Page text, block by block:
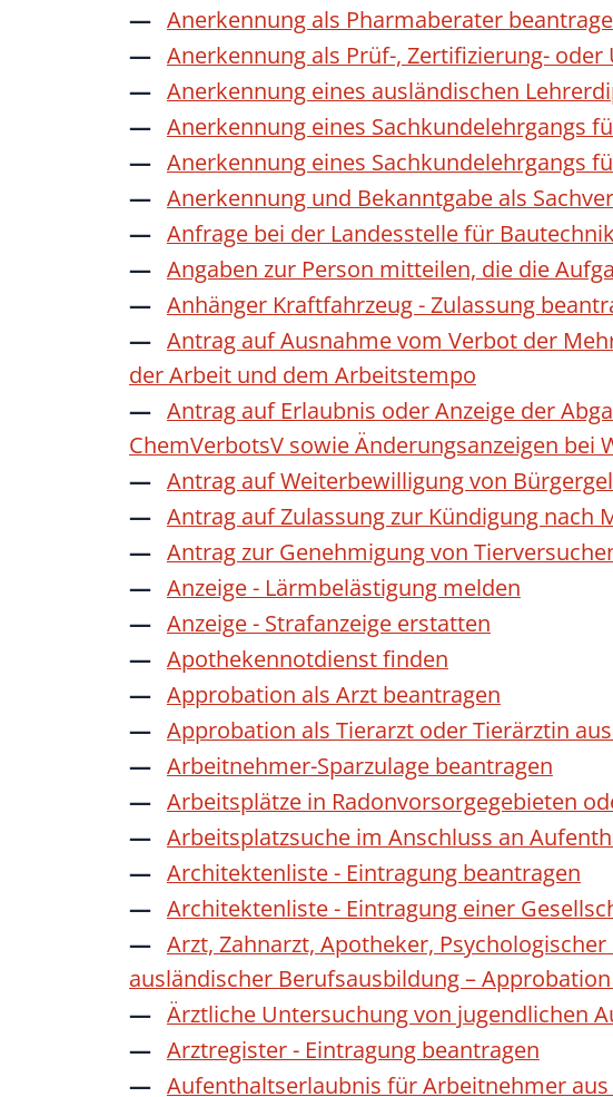
Anerkennung als Pharmaberater
Anerkennung als Prüf-, Zertifizierung-
Anerkennung eines ausländischen
Anerkennung eines Sachkundelehrgangs
Anerkennung eines Sachkundelehrgangs
Anerkennung und Bekanntgabe als
Anfrage bei der Landesstelle für
Angaben zur Person mitteilen, die die
Anhänger Kraftfahrzeug - Zulassung
Antrag auf Ausnahme vom Verbot der
der Arbeit und dem Arbeitstempo
Antrag auf Erlaubnis oder Anzeige der
ChemVerbotsV sowie Änderungsanzeigen bei
Antrag auf Weiterbewilligung von
Antrag auf Zulassung zur Kündigung nach
Antrag zur Genehmigung von
Anzeige - Lärmbelästigung melden
Anzeige - Strafanzeige erstatten
Apothekennotdienst finden
Approbation als Arzt beantragen
Approbation als Tierarzt oder Tierärztin
Arbeitnehmer-Sparzulage beantragen
Arbeitsplätze in Radonvorsorgegebieten
Arbeitsplatzsuche im Anschluss an
Architektenliste - Eintragung beantragen
Architektenliste - Eintragung einer
Arzt, Zahnarzt, Apotheker,
ausländischer Berufsausbildung –
Ärztliche Untersuchung von jugendlichen
Arztregister - Eintragung beantragen
Aufenthaltserlaubnis für Arbeitnehmer